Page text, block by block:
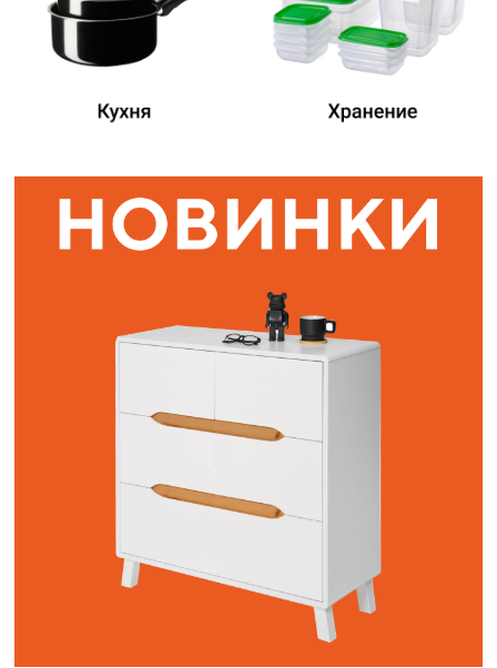
г. Санкт-Петербург, ул. Торжковская 20.
Санкт-Петербург, ул. Васенко 3В